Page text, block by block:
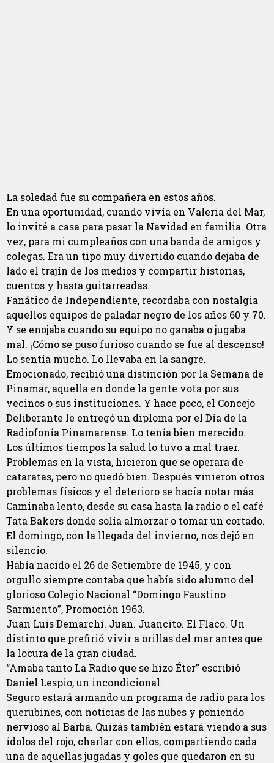
La soledad fue su compañera en estos años.
En una oportunidad, cuando vivía en Valeria del Mar,
lo invité a casa para pasar la Navidad en familia. Otra
vez, para mi cumpleaños con una banda de amigos y
colegas. Era un tipo muy divertido cuando dejaba de
lado el trajín de los medios y compartir historias,
cuentos y hasta guitarreadas.
Fanático de Independiente, recordaba con nostalgia
aquellos equipos de paladar negro de los años 60 y 70.
Y se enojaba cuando su equipo no ganaba o jugaba
mal. ¡Cómo se puso furioso cuando se fue al descenso!
Lo sentía mucho. Lo llevaba en la sangre.
Emocionado, recibió una distinción por la Semana de
Pinamar, aquella en donde la gente vota por sus
vecinos o sus instituciones. Y hace poco, el Concejo
Deliberante le entregó un diploma por el Día de la
Radiofonía Pinamarense. Lo tenía bien merecido.
Los últimos tiempos la salud lo tuvo a mal traer.
Problemas en la vista, hicieron que se operara de
cataratas, pero no quedó bien. Después vinieron otros
problemas físicos y el deterioro se hacía notar más.
Caminaba lento, desde su casa hasta la radio o el café
Tata Bakers donde solía almorzar o tomar un cortado.
El domingo, con la llegada del invierno, nos dejó en
silencio.
Había nacido el 26 de Setiembre de 1945, y con
orgullo siempre contaba que había sido alumno del
glorioso Colegio Nacional “Domingo Faustino
Sarmiento”, Promoción 1963.
Juan Luis Demarchi. Juan. Juancito. El Flaco. Un
distinto que prefirió vivir a orillas del mar antes que
la locura de la gran ciudad.
“Amaba tanto La Radio que se hizo Éter” escribió
Daniel Lespio, un incondicional.
Seguro estará armando un programa de radio para los
querubines, con noticias de las nubes y poniendo
nervioso al Barba. Quizás también estará viendo a sus
ídolos del rojo, charlar con ellos, compartiendo cada
una de aquellas jugadas y goles que quedaron en su